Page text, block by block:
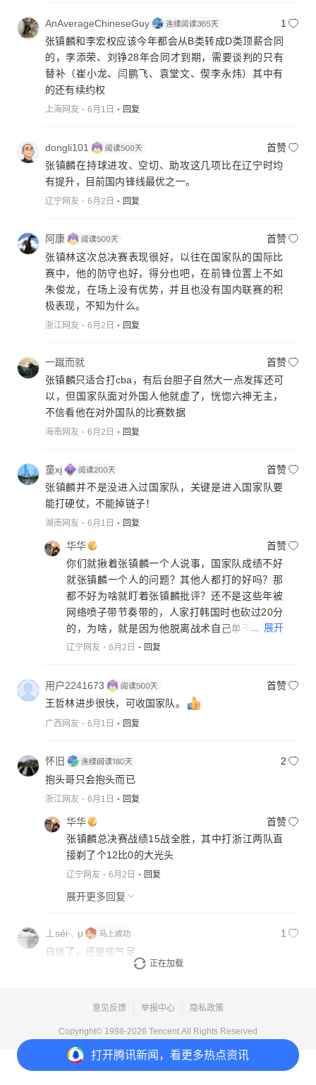
打开腾讯新闻，看更多热点资讯
AnAverageChineseGuy
1
张镇麟和李宏权应该今年都会从B类转成D类顶薪合同
的，李添荣、刘铮28年合同才到期，需要谈判的只有
替补（崔小龙、闫鹏飞、袁堂文、偰李永炜）其中有
的还有续约权
上海网友 6月1日 回复
dongli101
首赞
张镇麟在持球进攻、空切、助攻这几项比在辽宁时均
有提升，目前国内锋线最优之一。
辽宁网友 6月2日 回复
阿康
首赞
张镇林这次总决赛表现很好，以往在国家队的国际比
赛中，他的防守也好，得分也吧，在前锋位置上不如
朱俊龙，在场上没有优势，并且也没有国内联赛的积
极表现，不知为什么。
浙江网友 6月2日 回复
一蹴而就
首赞
张镇麟只适合打cba，有后台胆子自然大一点发挥还可
以，但国家队面对外国人他就虚了，恍惚六神无主，
不信看他在对外国队的比赛数据
海南网友 6月2日 回复
童xj
首赞
张镇麟并不是没进入过国家队，关键是进入国家队要
能打硬仗，不能掉链子！
湖南网友 6月1日 回复
华华
首赞
你们就揪着张镇麟一个人说事，国家队成绩不好
就张镇麟一个人的问题？其他人都打的好吗？那
都不好为啥就盯着张镇麟批评？还不是这些年被
网络喷子带节奏带的，人家打韩国时也砍过20分
的，为啥，就是因为他脱离战术自己单干才换来
的爆发，他要是按照国家队那个老旧战术永远后
人家在辽宁和上海就能打出来，那是主教练给张
镇麟布置战术。
... 展开
辽宁网友 6月2日 回复
用户2241673
首赞
王哲林进步很快，可收国家队。
广西网友 6月1日 回复
怀旧
2
抱头哥只会抱头而已
浙江网友 6月1日 回复
华华
首赞
张镇麟总决赛战绩15战全胜，其中打浙江两队直
接剃了个12比0的大光头
辽宁网友 6月2日 回复
展开更多回复
⊥séi╮μ
1
自信了，还是底气足
回复
正在加载
意见反馈 举报中心 隐私政策
Copyright© 1998-2026 Tencent.All Rights Reserved